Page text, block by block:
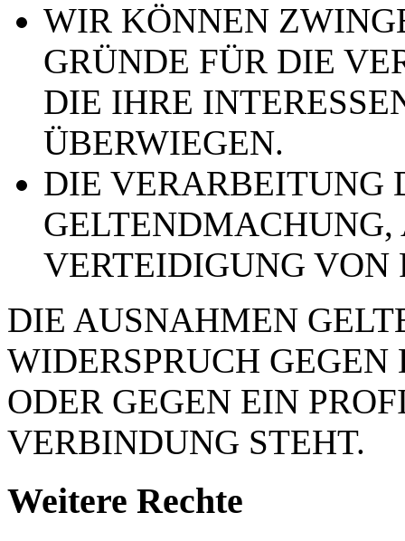
WIR KÖNNEN
GRÜNDE FÜR DIE
DIE IHRE
ÜBERWIEGEN.
DIE VERARBEITUNG
VERTEIDIGUNG VON
DIE AUSNAHMEN
WIDERSPRUCH
ODER GEGEN EIN
VERBINDUNG STEHT.
Weitere Rechte